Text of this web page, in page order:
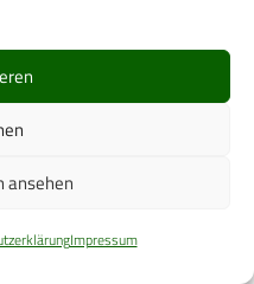
ansehen
Impressum